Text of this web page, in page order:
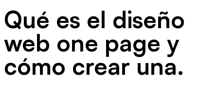
Qué es el diseño
web one page y
cómo crear una.